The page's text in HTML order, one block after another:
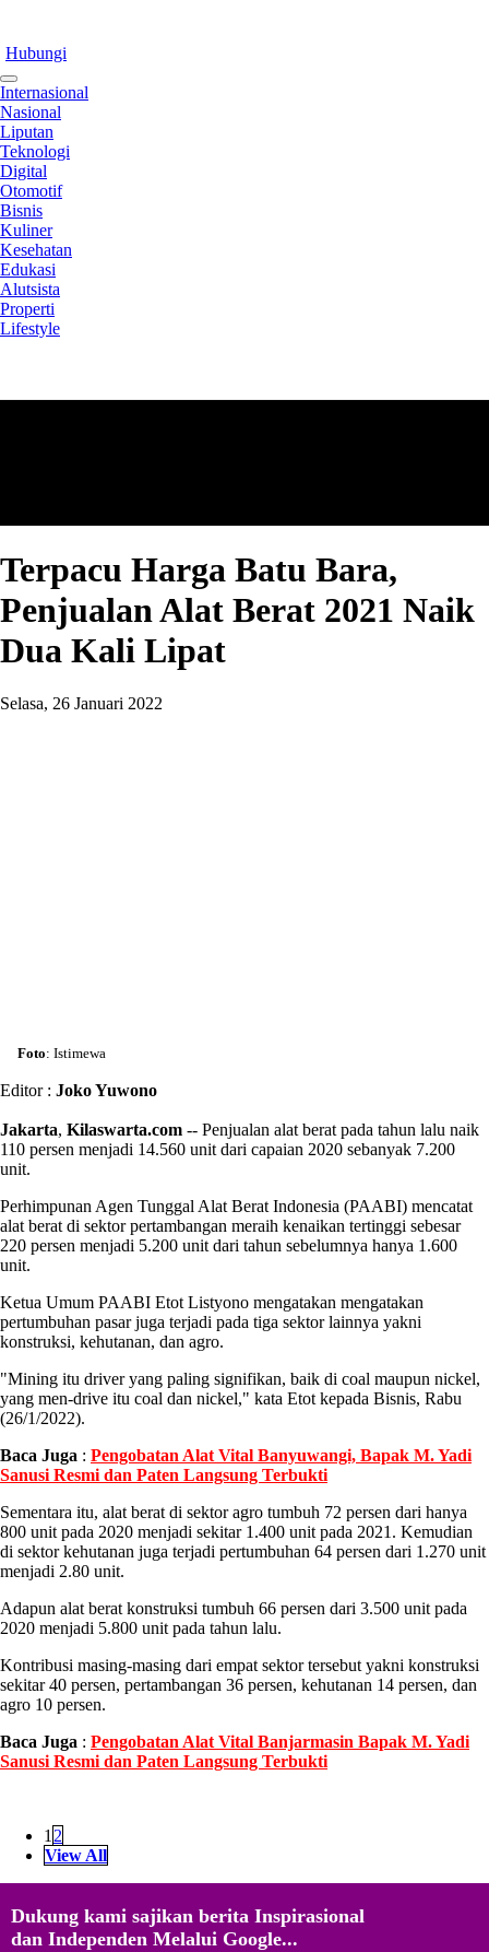
Hubungi
Internasional
Nasional
Liputan
Teknologi
Digital
Otomotif
Bisnis
Kuliner
Kesehatan
Edukasi
Alutsista
Properti
Lifestyle
Terpacu Harga Batu Bara,
Penjualan Alat Berat 2021 Naik
Dua Kali Lipat
Selasa, 26 Januari 2022
Foto: Istimewa
Editor : Joko Yuwono
Jakarta, Kilaswarta.com -- Penjualan alat berat pada tahun lalu naik
110 persen menjadi 14.560 unit dari capaian 2020 sebanyak 7.200
unit.
Perhimpunan Agen Tunggal Alat Berat Indonesia (PAABI) mencatat
alat berat di sektor pertambangan meraih kenaikan tertinggi sebesar
220 persen menjadi 5.200 unit dari tahun sebelumnya hanya 1.600
unit.
Ketua Umum PAABI Etot Listyono mengatakan mengatakan
pertumbuhan pasar juga terjadi pada tiga sektor lainnya yakni
konstruksi, kehutanan, dan agro.
"Mining itu driver yang paling signifikan, baik di coal maupun nickel,
yang men-drive itu coal dan nickel," kata Etot kepada Bisnis, Rabu
(26/1/2022).
Baca Juga : Pengobatan Alat Vital Banyuwangi, Bapak M. Yadi
Sanusi Resmi dan Paten Langsung Terbukti
Sementara itu, alat berat di sektor agro tumbuh 72 persen dari hanya
800 unit pada 2020 menjadi sekitar 1.400 unit pada 2021. Kemudian
di sektor kehutanan juga terjadi pertumbuhan 64 persen dari 1.270 unit
menjadi 2.80 unit.
Adapun alat berat konstruksi tumbuh 66 persen dari 3.500 unit pada
2020 menjadi 5.800 unit pada tahun lalu.
Kontribusi masing-masing dari empat sektor tersebut yakni konstruksi
sekitar 40 persen, pertambangan 36 persen, kehutanan 14 persen, dan
agro 10 persen.
Baca Juga : Pengobatan Alat Vital Banjarmasin Bapak M. Yadi
Sanusi Resmi dan Paten Langsung Terbukti
1 2
View All
Dukung kami sajikan berita Inspirasional
dan Independen Melalui Google...